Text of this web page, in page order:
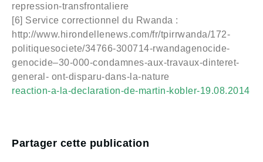
repression-transfrontaliere
[6] Service correctionnel du Rwanda :
http://www.hirondellenews.com/fr/tpirrwanda/172-
politiquesociete/34766-300714-rwandagenocide-
genocide–30-000-condamnes-aux-travaux-dinteret-
general- ont-disparu-dans-la-nature
reaction-a-la-declaration-de-martin-kobler-19.08.2014
Partager cette publication